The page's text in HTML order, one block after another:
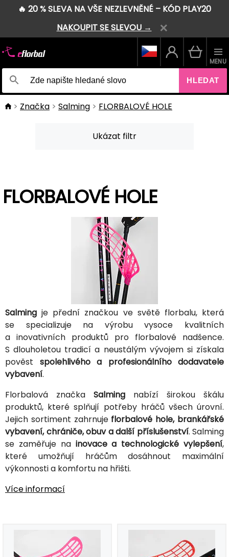
🔥 20 % SLEVA NA VŠE NEZLEVNĚNÉ – KÓD PLAY20
NAKOUPIT SE SLEVOU →
HLEDAT
MENU
Značka Salming FLORBALOVÉ HOLE
Ukázat filtr
FLORBALOVÉ HOLE
Salming je přední značkou ve světě florbalu, která
se specializuje na výrobu vysoce kvalitních
a inovativních produktů pro florbalové nadšence.
S dlouholetou tradicí a neustálým vývojem si získala
pověst spolehlivého a profesionálního dodavatele
vybavení.
Florbalová značka Salming nabízí širokou škálu
produktů, které splňují potřeby hráčů všech úrovní.
Jejich sortiment zahrnuje florbalové hole, brankářské
vybavení, chrániče, obuv a další příslušenství. Salming
se zaměřuje na inovace a technologické vylepšení,
které umožňují hráčům dosáhnout maximální
výkonnosti a komfortu na hřišti.
Více informací